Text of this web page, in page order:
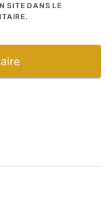
SITE DANS LE